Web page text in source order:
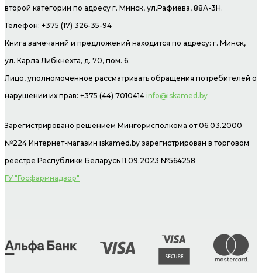
второй категории по адресу г. Минск, ул.Рафиева, 88А-3Н.
Телефон: +375 (17) 326-35-94
Книга замечаний и предложений находится по адресу: г. Минск,
ул. Карла Либкнехта, д. 70, пом. 6.
Лицо, уполномоченное рассматривать обращения потребителей о
нарушении их прав: +375 (44) 7010414 info@iskamed.by
Зарегистрировано решением Мингорисполкома от 06.03.2000
№224 Интернет-магазин iskamed.by зарегистрирован в торговом
реестре Республики Беларусь 11.09.2023 №564258
ГУ "Госфармнадзор"